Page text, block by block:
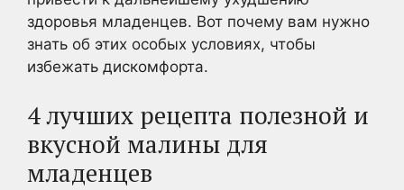
здоровья младенцев. Вот почему вам нужно
знать об этих особых условиях, чтобы
избежать дискомфорта.
4 лучших рецепта полезной и
вкусной малины для
младенцев